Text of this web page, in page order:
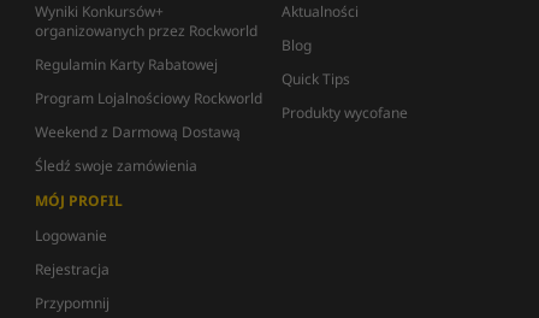
Wyniki Konkursów+
organizowanych przez Rockworld
Regulamin Karty Rabatowej
Program Lojalnościowy Rockworld
Weekend z Darmową Dostawą
Śledź swoje zamówienia
Aktualności
Blog
Quick Tips
Produkty wycofane
MÓJ PROFIL
Logowanie
Rejestracja
Przypomnij